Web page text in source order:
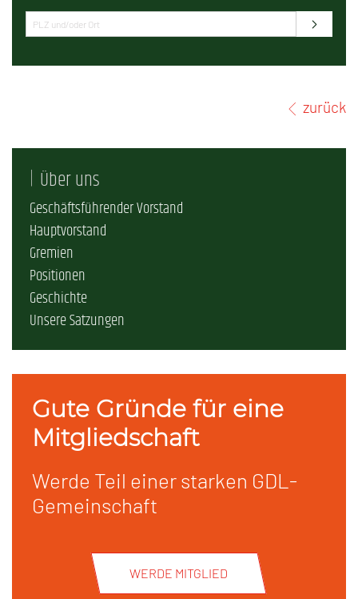
zurück
Über uns
Geschäftsführender Vorstand
Hauptvorstand
Gremien
Positionen
Geschichte
Unsere Satzungen
Gute Gründe für eine
Mitgliedschaft
Werde Teil einer starken GDL-
Gemeinschaft
WERDE MITGLIED